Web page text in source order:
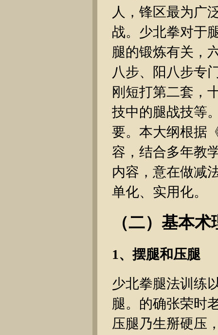
人，锋区最为广
战。少北拳对于
腿的锻炼有关，
八步、阳八步专
刚短打第二套，
技中的腿战技等
要。本大纲根据
容，结合多年教
内容，意在做减
单化、实用化。
（二）基本
1、摆腿和压腿
少北拳腿法训练
腿。的确张荣时
压腿乃生掰硬压